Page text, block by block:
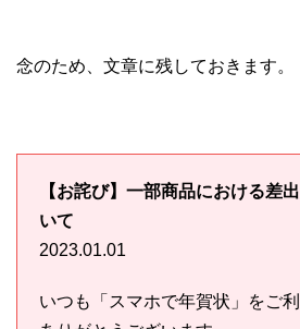
念のため、文章に残しておきます。
【お詫び】一部商品における差
いて
2023.01.01
いつも「スマホで年賀状」をご